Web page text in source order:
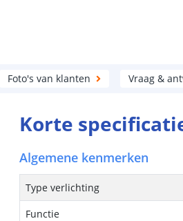
Foto's van klanten Vraag &
Korte
Algemene kenmerken
Type verlichting
Functie